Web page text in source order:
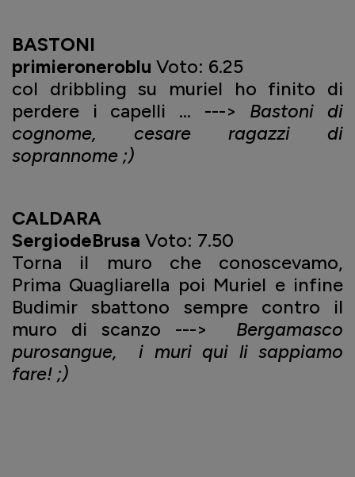
BASTONI
primieroneroblu Voto: 6.25
col dribbling su muriel ho finito di
perdere i capelli ... ---> Bastoni di
cognome, cesare ragazzi di
soprannome ;)
CALDARA
SergiodeBrusa Voto: 7.50
Torna il muro che conoscevamo,
Prima Quagliarella poi Muriel e infine
Budimir sbattono sempre contro il
muro di scanzo ---> Bergamasco
purosangue, i muri qui li sappiamo
fare! ;)